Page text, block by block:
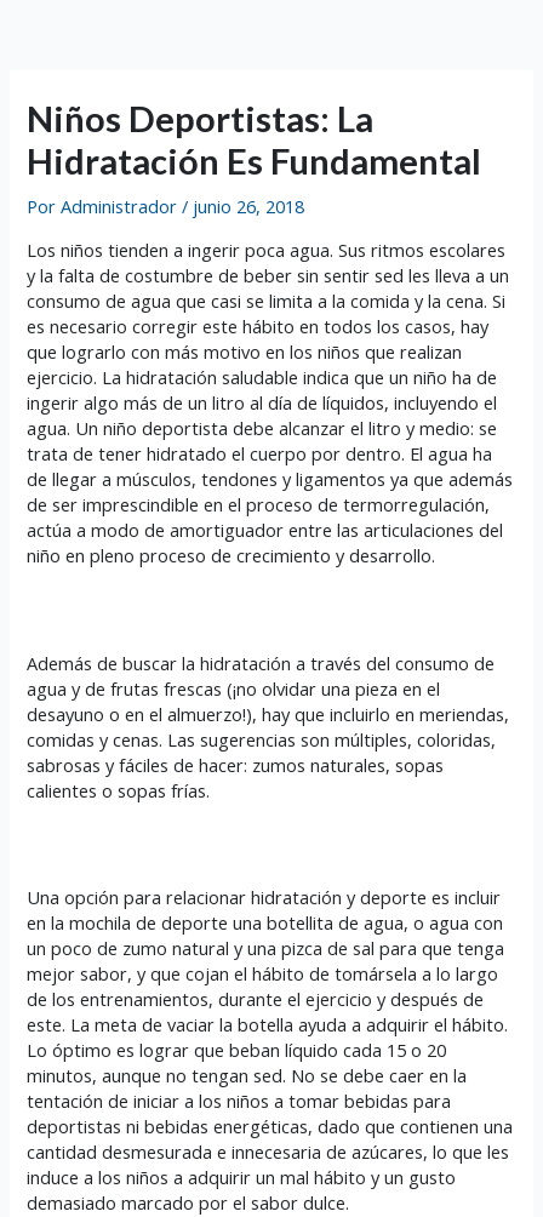
Niños Deportistas: La
Hidratación Es Fundamental
PorAdministrador/ junio 26, 2018
Los niños tienden a ingerir poca agua. Sus ritmos escolares
y la falta de costumbre de beber sin sentir sed les lleva a un
consumo de agua que casi se limita a la comida y la cena. Si
es necesario corregir este hábito en todos los casos, hay
que lograrlo con más motivo en los niños que realizan
ejercicio. La hidratación saludable indica que un niño ha de
ingerir algo más de un litro al día de líquidos, incluyendo el
agua. Un niño deportista debe alcanzar el litro y medio: se
trata de tener hidratado el cuerpo por dentro. El agua ha
de llegar a músculos, tendones y ligamentos ya que además
de ser imprescindible en el proceso de termorregulación,
actúa a modo de amortiguador entre las articulaciones del
niño en pleno proceso de crecimiento y desarrollo.
Además de buscar la hidratación a través del consumo de
agua y de frutas frescas (¡no olvidar una pieza en el
desayuno o en el almuerzo!), hay que incluirlo en meriendas,
comidas y cenas. Las sugerencias son múltiples, coloridas,
sabrosas y fáciles de hacer: zumos naturales, sopas
calientes o sopas frías.
Una opción para relacionar hidratación y deporte es incluir
en la mochila de deporte una botellita de agua, o agua con
un poco de zumo natural y una pizca de sal para que tenga
mejor sabor, y que cojan el hábito de tomársela a lo largo
de los entrenamientos, durante el ejercicio y después de
este. La meta de vaciar la botella ayuda a adquirir el hábito.
Lo óptimo es lograr que beban líquido cada 15 o 20
minutos, aunque no tengan sed. No se debe caer en la
tentación de iniciar a los niños a tomar bebidas para
deportistas ni bebidas energéticas, dado que contienen una
cantidad desmesurada e innecesaria de azúcares, lo que les
induce a los niños a adquirir un mal hábito y un gusto
demasiado marcado por el sabor dulce.